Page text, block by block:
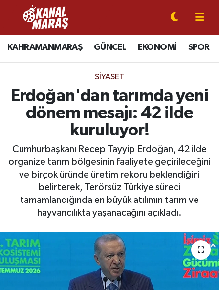
KAHRAMANMARAŞ GÜNCEL EKONOMİ SPOR
SIYASET
Erdoğan'dan tarımda yeni
dönem mesajı: 42 ilde
kuruluyor!
Cumhurbaşkanı Recep Tayyip Erdoğan, 42 ilde
organize tarım bölgesinin faaliyete geçirileceğini
ve birçok üründe üretim rekoru beklendiğini
belirterek, Terörsüz Türkiye süreci
tamamlandığında en büyük atılımın tarım ve
hayvancılıkta yaşanacağını açıkladı.
CANLI YAYIN
KAHRAMANMARAŞ
SPOR
EKONOMİ
GÜNDEM
MAGAZİN
EĞİTİM
Kahramanmaraş Nöbetçi Eczaneler
Kahramanmaraş Hava Durumu
Kahramanmaraş Trafik Yoğunluk Haritası
Süper Lig Puan Durumu ve Fikstür
Tüm Manşetler
Son Dakika Haberleri
Haber Arşivi